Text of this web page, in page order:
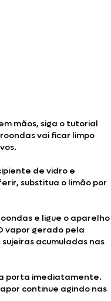
mãos, siga o tutorial
vai ficar limpo
de vidro e
substitua o limão por
e ligue o aparelho
vapor gerado pela
acumuladas nas
porta imediatamente.
continue agindo nas